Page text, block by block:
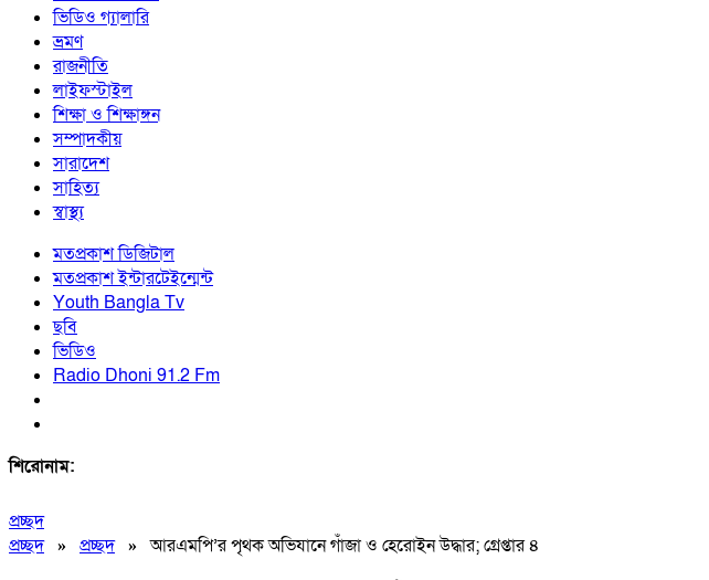
ভিডিও গ্যালারি
ভ্রমণ
রাজনীতি
লাইফস্টাইল
শিক্ষা ও শিক্ষাঙ্গন
সম্পাদকীয়
সারাদেশ
সাহিত্য
স্বাস্থ্য
মতপ্রকাশ ডিজিটাল
মতপ্রকাশ ইন্টারটেইন্মেন্ট
Youth Bangla Tv
ছবি
ভিডিও
Radio Dhoni 91.2 Fm
শিরোনাম:
প্রচ্ছদ
প্রচ্ছদ» প্রচ্ছদ»আরএমপি’র পৃথক অভিযানে গাঁজা ও হেরোইন উদ্ধার; গ্রেপ্তার ৪